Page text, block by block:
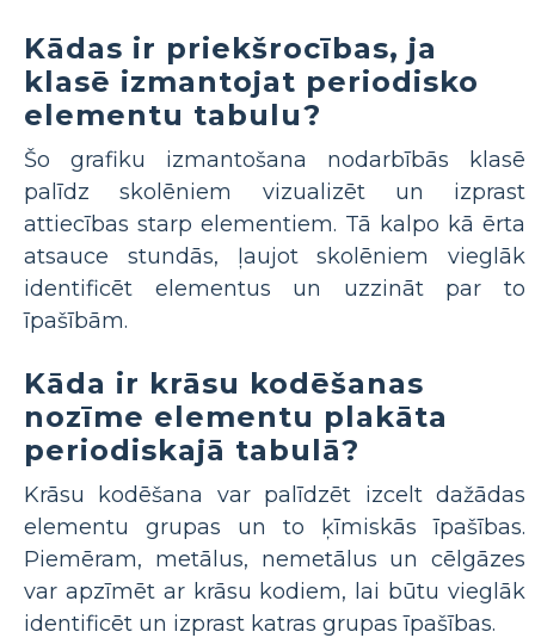
Kādas ir priekšrocības, ja
klasē izmantojat periodisko
elementu tabulu?
Šo grafiku izmantošana nodarbībās klasē
palīdz skolēniem vizualizēt un izprast
attiecības starp elementiem. Tā kalpo kā ērta
atsauce stundās, ļaujot skolēniem vieglāk
identificēt elementus un uzzināt par to
īpašībām.
Kāda ir krāsu kodēšanas
nozīme elementu plakāta
periodiskajā tabulā?
Krāsu kodēšana var palīdzēt izcelt dažādas
elementu grupas un to ķīmiskās īpašības.
Piemēram, metālus, nemetālus un cēlgāzes
var apzīmēt ar krāsu kodiem, lai būtu vieglāk
identificēt un izprast katras grupas īpašības.